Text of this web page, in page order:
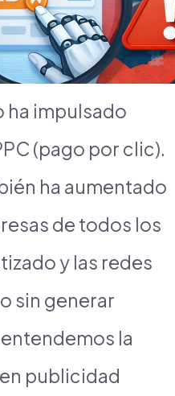
ha impulsado
(pago por clic).
ha aumentado
de todos los
y las redes
sin generar
entendemos la
publicidad